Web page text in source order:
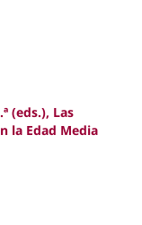
(eds.), Las
la Edad Media